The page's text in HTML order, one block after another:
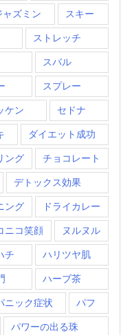
ャズミン スキー
ストレッチ
スバル
スプレー
ケン セドナ
ダイエット成功
ング チョコレート
デトックス効果
ング ドライカレー
ニコ笑顔 ヌルヌル
チ ハリツヤ肌
ハーブ茶
ニック症状 パフ
パワーの出る珠